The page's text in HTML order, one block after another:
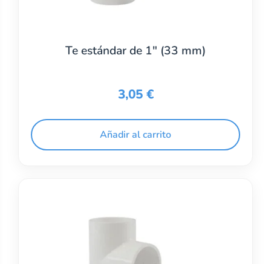
Te estándar de 1″ (33 mm)
3,05 €
Añadir al carrito